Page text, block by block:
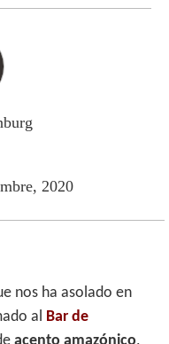
2020
nos ha asolado en
al Bar de